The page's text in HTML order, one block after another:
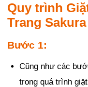
Quy trình
Trang Sakura
Bước 1:
Cũng như các
trong quá trình